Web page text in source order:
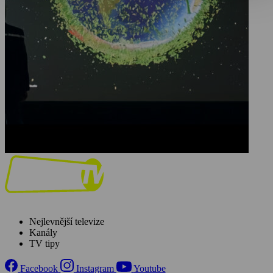
Nejlevnější televize
Kanály
TV tipy
Facebook Instagram Youtube